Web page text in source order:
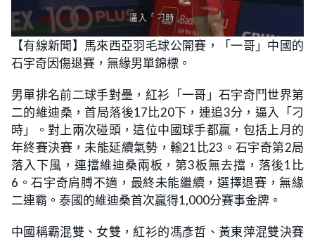
【有線新聞】馬來西亞羽毛球公開賽，「一哥」中國的
石宇奇因傷退賽，無緣男單錦標。
男單排名前二球手對壘，紅衫「一哥」石宇奇鬥世界第
二的維迪桑，首局落後17比20下，連追3分，逼入「刁
時」。對上兩次碰頭，這位中國球手都贏，包括上月的
年終賽決賽，未能延續氣勢，輸21比23。石宇奇第2局
落入下風，連擋維迪桑兩板，第3板無去擋，落後1比
6。石宇奇肩膊不適，最終未能繼續，選擇退賽，無緣
二連霸。泰國的維迪桑首次贏得1,000分賽事金牌。
中國稱霸混雙、女雙，紅衫的馮彥哲、黃東萍混雙決賽